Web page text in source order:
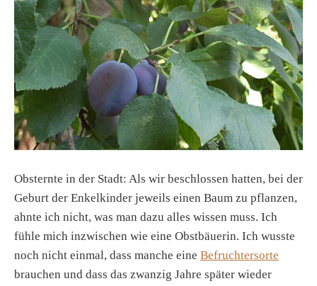
Obsternte in der Stadt: Als wir beschlossen hatten, bei der
Geburt der Enkelkinder jeweils einen Baum zu pflanzen,
ahnte ich nicht, was man dazu alles wissen muss. Ich
fühle mich inzwischen wie eine Obstbäuerin. Ich wusste
noch nicht einmal, dass manche eine Befruchtersorte
brauchen und dass das zwanzig Jahre später wieder